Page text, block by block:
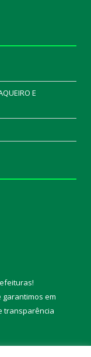
E
!
garantimos em
transparência